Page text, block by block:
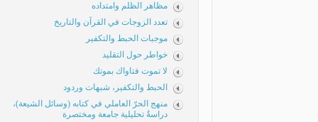
مظاهر الظلم وامتداده
تعدد الزوجات في القرآن والتاريخ
موجبات الحبط والتكفير
خواطر حول التقليد
لا تموت فتاواك بموتك
الحبط والتكفير، شبهات وردود
منهج الحرّ العاملي في كتابه (وسائل الشيعة)،
دراسةٌ تحليلية جامعة ومختصرة